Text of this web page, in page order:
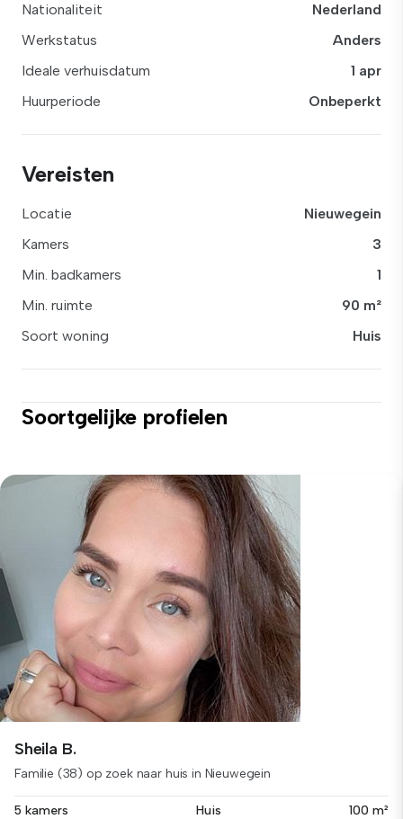
Nationaliteit
Nederland
Werkstatus
Anders
Ideale verhuisdatum
1 apr
Huurperiode
Onbeperkt
Vereisten
Locatie
Nieuwegein
Kamers
3
Min. badkamers
1
Min. ruimte
90 m²
Soort woning
Huis
Soortgelijke profielen
Sheila B.
Familie (38) op zoek naar huis in Nieuwegein
5 kamers Huis 100 m²